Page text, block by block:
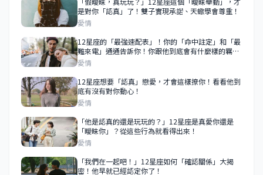
是對你「認真」了！雙子實現承諾、天蠍學會尊重！
愛情
12星座的「最強速配表」！你的「命中註定」和「最
難來電」通通告訴你！你跟他到底會有什麼樣的羈
絆？
愛情
12星座想要「認真」戀愛，才會這樣撩你！看看他到
底有沒有對你動心！
愛情
「他是認真的還是玩玩的？」12星座是真愛你還是
「曖昧你」？從這些行為就看得出來！
愛情
「我們在一起吧！」12星座如何「確認關係」大揭
密！他早就已經認定你了！